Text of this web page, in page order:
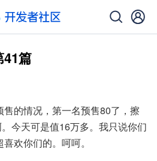
41篇
的情况，第一名预售80了，擦
今天可是值16万多。我只说你们
欢你们的。呵呵。